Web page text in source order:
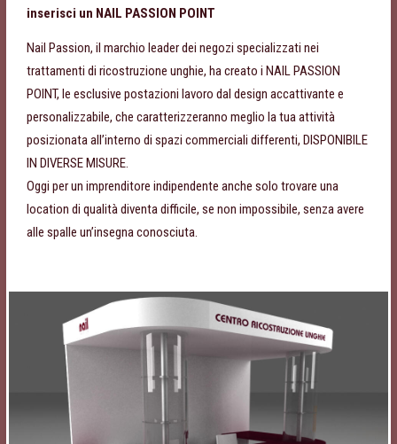
inserisci un NAIL PASSION POINT
Nail Passion, il marchio leader dei negozi specializzati nei
trattamenti di ricostruzione unghie, ha creato i NAIL PASSION
POINT, le esclusive postazioni lavoro dal design accattivante e
personalizzabile, che caratterizzeranno meglio la tua attività
posizionata all’interno di spazi commerciali differenti, DISPONIBILE
IN DIVERSE MISURE.
Oggi per un imprenditore indipendente anche solo trovare una
location di qualità diventa difficile, se non impossibile, senza avere
alle spalle un’insegna conosciuta.